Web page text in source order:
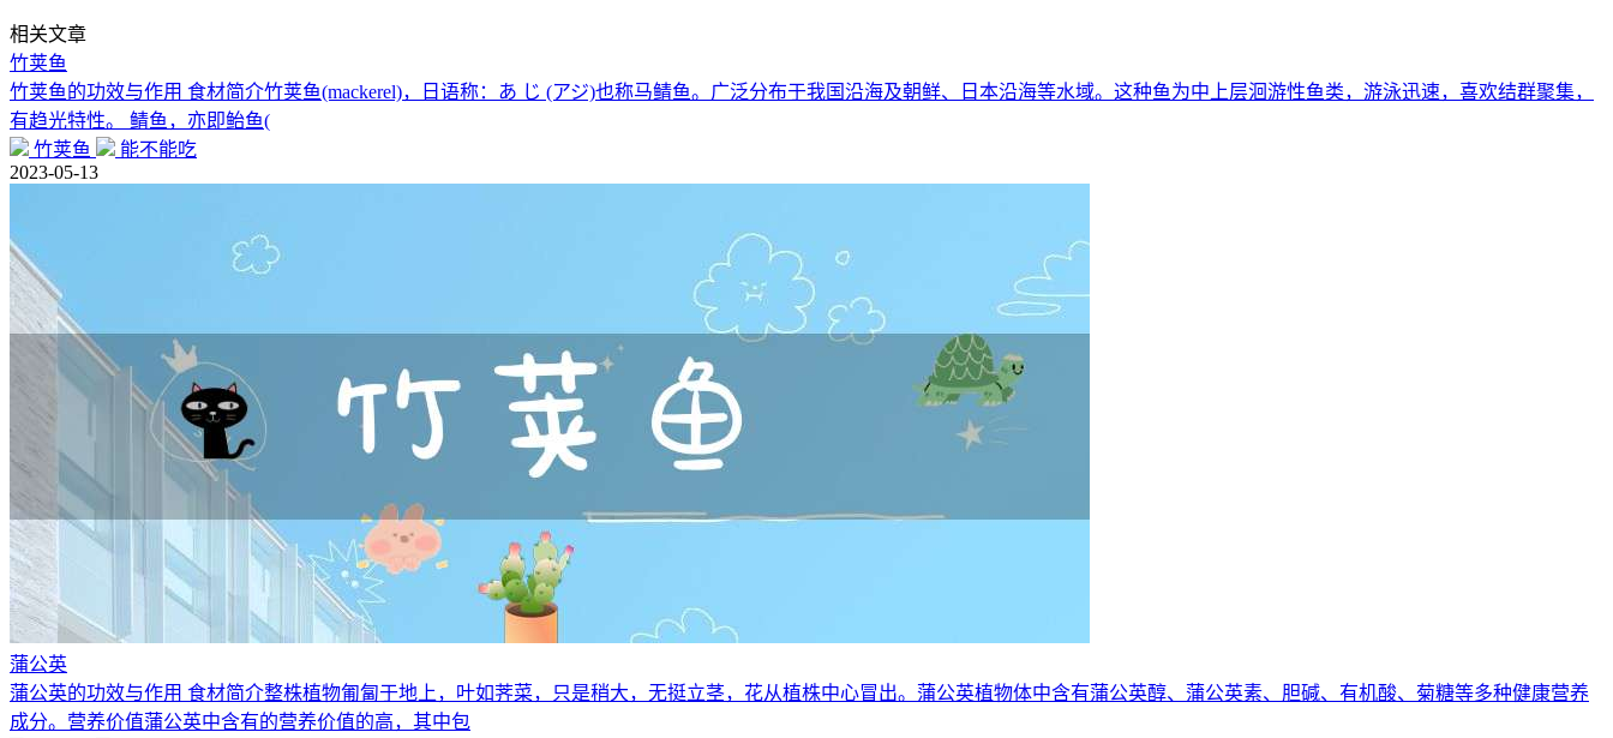
相关文章
竹荚鱼
竹荚鱼的功效与作用 食材简介竹荚鱼(mackerel)，日语称：あ じ (アジ)也称马鲭鱼。广泛分布于我国沿海及朝鲜、日本沿海等水域。这种鱼为中上层洄游性鱼类，游泳迅速，喜欢结群聚集，
有趋光特性。 鲭鱼，亦即鲐鱼(
竹荚鱼
能不能吃
2023-05-13
蒲公英
蒲公英的功效与作用 食材简介整株植物匍匐于地上，叶如荠菜，只是稍大，无挺立茎，花从植株中心冒出。蒲公英植物体中含有蒲公英醇、蒲公英素、胆碱、有机酸、菊糖等多种健康营养
成分。营养价值蒲公英中含有的营养价值的高，其中包